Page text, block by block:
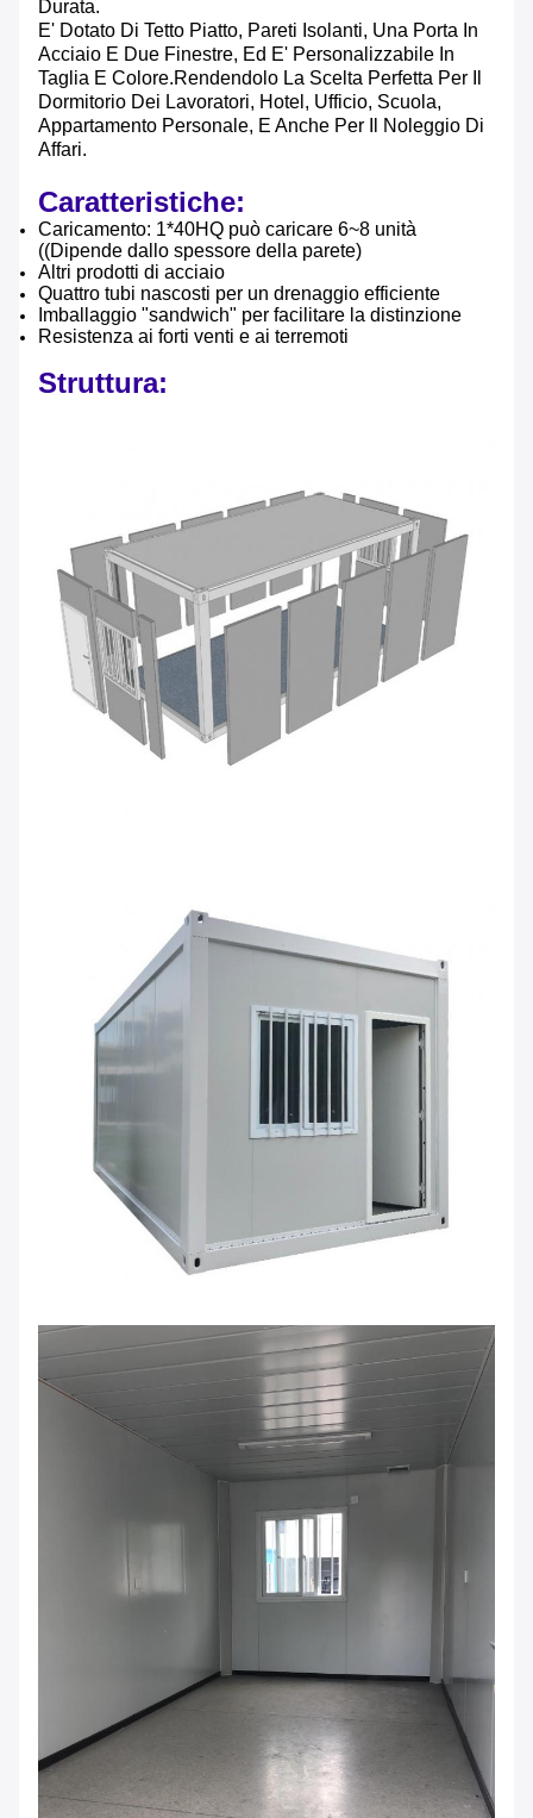
Durata.
E' Dotato Di Tetto Piatto, Pareti Isolanti, Una Porta In
Acciaio E Due Finestre, Ed E' Personalizzabile In
Taglia E Colore.rendendolo La Scelta Perfetta Per Il
Dormitorio Dei Lavoratori, Hotel, Ufficio, Scuola,
Appartamento Personale, E Anche Per Il Noleggio Di
Affari.
Caratteristiche:
Caricamento: 1*40HQ può caricare 6~8 unità
((Dipende dallo spessore della parete)
Altri prodotti di acciaio
Quattro tubi nascosti per un drenaggio efficiente
Imballaggio "sandwich" per facilitare la distinzione
Resistenza ai forti venti e ai terremoti
Struttura: